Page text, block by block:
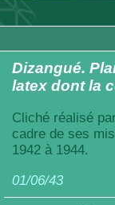
Dizangué.
latex dont la
Cliché réalisé
cadre de ses
1942 à 1944.
01/06/43